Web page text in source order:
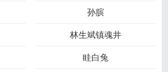
孙膑
林生斌镇魂井
眭白兔